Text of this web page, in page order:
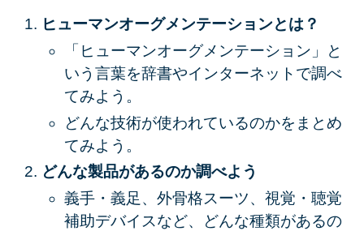
ヒューマンオーグメンテーションとは？
「ヒューマンオーグメンテーション」と
いう言葉を辞書やインターネットで調べ
てみよう。
どんな技術が使われているのかをまとめ
てみよう。
どんな製品があるのか調べよう
義手・義足、外骨格スーツ、視覚・聴覚
補助デバイスなど、どんな種類があるの